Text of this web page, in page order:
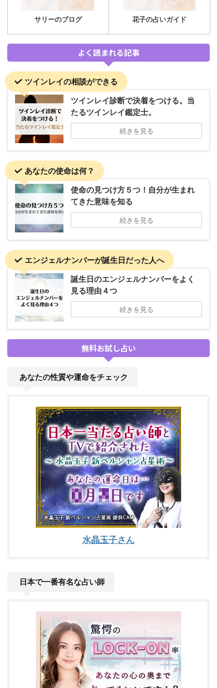
サリーのブログ 花子の占いガイド
よく読まれる記事
ツインレイの相談ができる
ツインレイ診断で決着をつける。当
たるツインレイ鑑定士。
続きを見る
あなたの使命は何？
使命の見つけ方５つ！自分が生まれ
てきた意味を知る
続きを見る
エンジェルナンバーが誕生日だった人へ
誕生日のエンジェルナンバーをよく
見る理由４つ
続きを見る
無料お試し占い
あなたの性質や運命をチェック
水晶玉子さん
日本で一番有名な占い師